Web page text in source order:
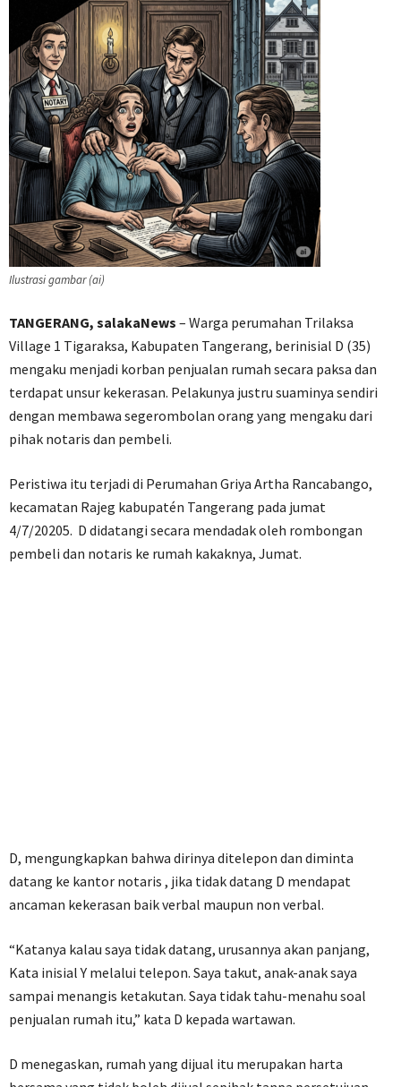
Ilustrasi gambar (ai)
TANGERANG, salakaNews – Warga perumahan Trilaksa
Village 1 Tigaraksa, Kabupaten Tangerang, berinisial D (35)
mengaku menjadi korban penjualan rumah secara paksa dan
terdapat unsur kekerasan. Pelakunya justru suaminya sendiri
dengan membawa segerombolan orang yang mengaku dari
pihak notaris dan pembeli.
Peristiwa itu terjadi di Perumahan Griya Artha Rancabango,
kecamatan Rajeg kabupatén Tangerang pada jumat
4/7/20205. D didatangi secara mendadak oleh rombongan
pembeli dan notaris ke rumah kakaknya, Jumat.
‎D, mengungkapkan bahwa dirinya ditelepon dan diminta
datang ke kantor notaris , jika tidak datang D mendapat
ancaman kekerasan baik verbal maupun non verbal.
‎“Katanya kalau saya tidak datang, urusannya akan panjang,
Kata inisial Y melalui telepon. Saya takut, anak-anak saya
sampai menangis ketakutan. Saya tidak tahu-menahu soal
penjualan rumah itu,” kata D kepada wartawan.
‎D menegaskan, rumah yang dijual itu merupakan harta